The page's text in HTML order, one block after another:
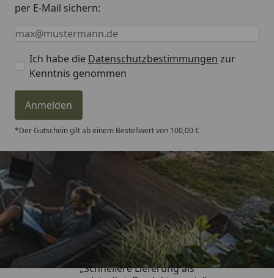
per E-Mail sichern:
Keine Eingabe erforderlich
Eingabe erforderlich
E-Mail *
Ich habe die Datenschutzbestimmungen zur
Kenntnis genommen
Anmelden
*Der Gutschein gilt ab einem Bestellwert von 100,00 €
Trusted Shops
4,81/ 5
„Schnellere Lieferung als